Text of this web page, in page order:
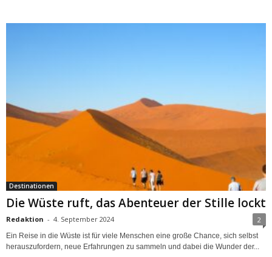
Destinationen
Die Wüste ruft, das Abenteuer der Stille lockt
Redaktion - 4. September 2024 2
Ein Reise in die Wüste ist für viele Menschen eine große Chance, sich selbst
herauszufordern, neue Erfahrungen zu sammeln und dabei die Wunder der...